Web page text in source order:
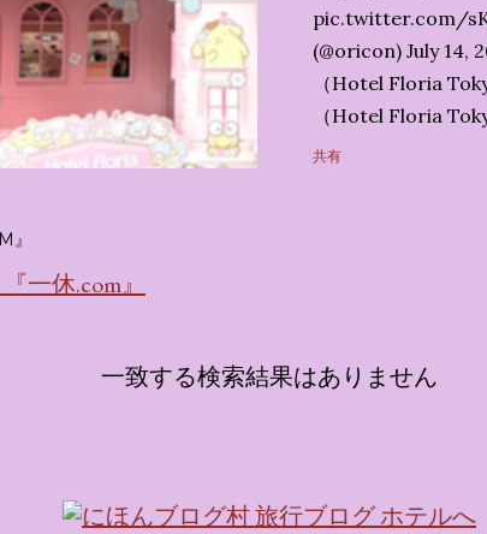
pic.twitter.com/
(@oricon) July 14,
（Hotel Floria
（Hotel Floria
ではなく、2026年
まりに分けてご紹
トーリー性の高い
共有
』
一休.com』
一致する検索結果はありません